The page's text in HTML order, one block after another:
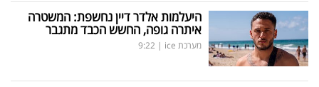
היעלמות אלדר דיין נחשפת: המשטרה
איתרה גופה, החשש הכבד מתגבר
מערכת ice |
9:22